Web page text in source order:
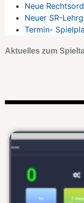
Neue
Neuer SR-
Termin-
Aktuelles zum